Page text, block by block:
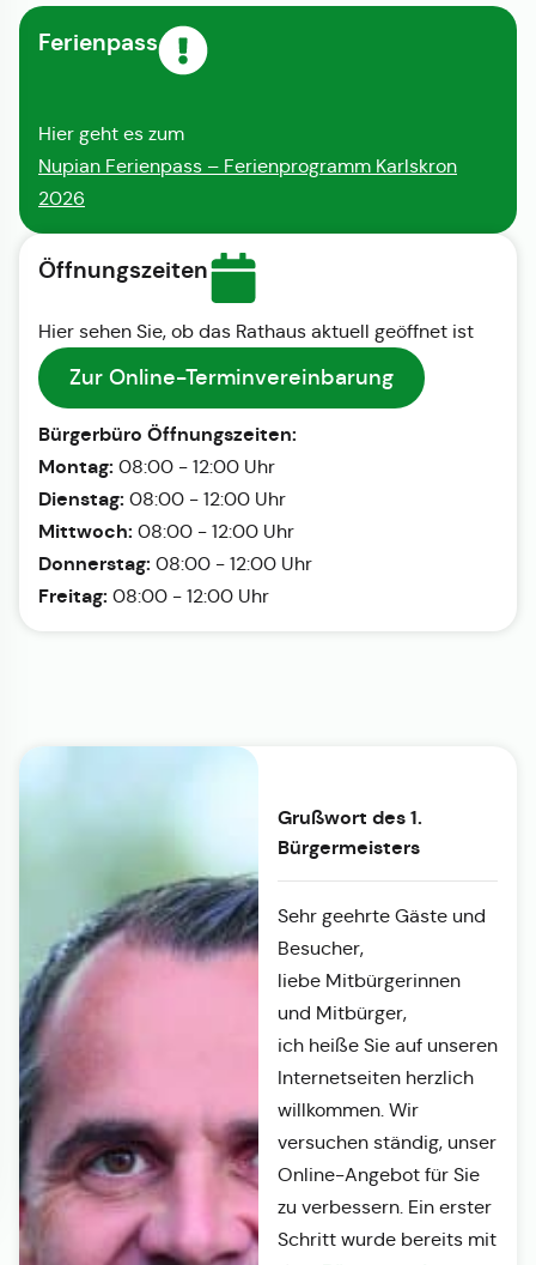
Ferienpass
Hier geht es zum
Nupian Ferienpass – Ferienprogramm Karlskron
2026
Öffnungszeiten
Hier sehen Sie, ob das Rathaus aktuell geöffnet ist
Zur Online-Terminvereinbarung
Bürgerbüro Öffnungszeiten:
Montag: 08:00 - 12:00 Uhr
Dienstag: 08:00 - 12:00 Uhr
Mittwoch: 08:00 - 12:00 Uhr
Donnerstag: 08:00 - 12:00 Uhr
Freitag: 08:00 - 12:00 Uhr
Grußwort des 1.
Bürgermeisters
Sehr geehrte Gäste und
Besucher,
liebe Mitbürgerinnen
und Mitbürger,
ich heiße Sie auf unseren
Internetseiten herzlich
willkommen. Wir
versuchen ständig, unser
Online-Angebot für Sie
zu verbessern. Ein erster
Schritt wurde bereits mit